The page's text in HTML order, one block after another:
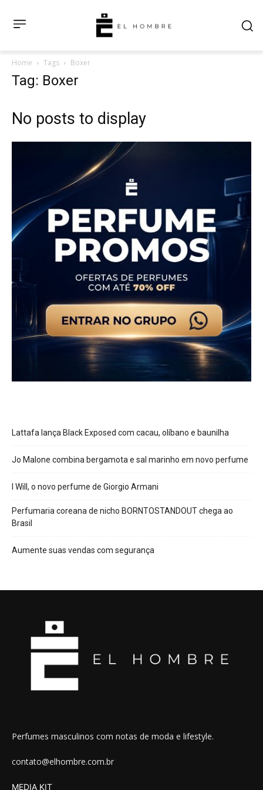
Home Tags Boxer
Tag: Boxer
No posts to display
Lattafa lança Black Exposed com cacau, olíbano e baunilha
Jo Malone combina bergamota e sal marinho em novo perfume
I Will, o novo perfume de Giorgio Armani
Perfumaria coreana de nicho BORNTOSTANDOUT chega ao
Brasil
Aumente suas vendas com segurança
Perfumes masculinos com notas de moda e lifestyle.
contato@elhombre.com.br
MEDIA KIT